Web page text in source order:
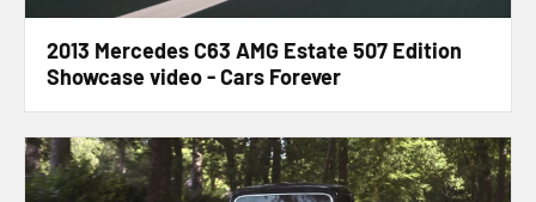
2013 Mercedes C63 AMG Estate 507 Edition
Showcase video - Cars Forever